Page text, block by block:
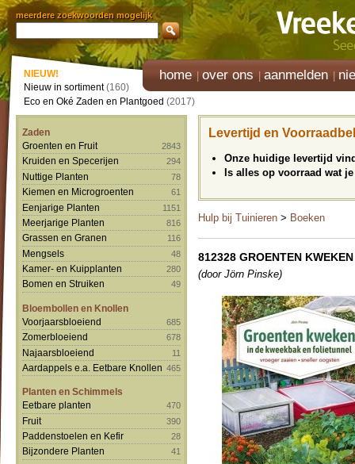
meerdere zoekwoorden mogelijk
home over ons aanmelden
NIEUW!
Nieuw in sortiment(160)
Eco en Oké Zaden en Plantgoed (2017)
Zaden
Groenten en Fruit
2843
Kruiden en Specerijen 294
Nuttige Planten 78
Kiemen en Microgroenten 61
Eenjarige Planten 1151
Meerjarige Planten 816
Grassen en Granen 116
Mengsels 48
Kamer- en Kuipplanten 280
Bomen en Struiken 49
Bloembollen en Knollen
Voorjaarsbloeiend
685
Zomerbloeiend 678
Najaarsbloeiend 11
Aardappels e.a. Eetbare Knollen 465
Planten en Schimmels
Eetbare planten
470
Fruit 390
Paddenstoelen en Kefir 28
Bijzondere Planten 41
Levertijd en
Onze huidige levertijd
Is alles op voorraad wat
Hulp bij Tuinieren > Boeken
812328 GROENTEN
(door Jörn Pinske)